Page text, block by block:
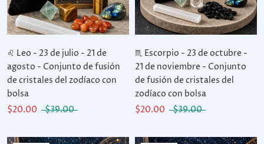
♌ Leo - 23 de julio - 21 de
agosto - Conjunto de fusión
de cristales del zodíaco con
bolsa
$20.00
$39.00
♏ Escorpio - 23 de octubre -
21 de noviembre - Conjunto
de fusión de cristales del
zodíaco con bolsa
$20.00
$39.00